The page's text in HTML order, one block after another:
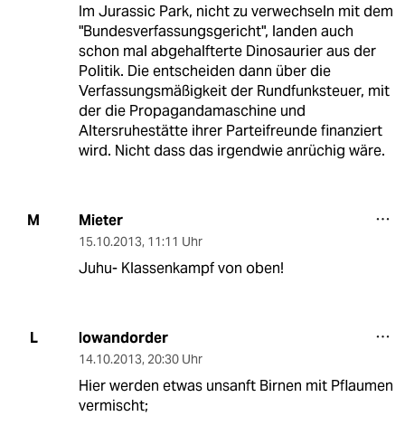
Im Jurassic Park, nicht zu verwechseln mit dem
"Bundesverfassungsgericht", landen auch
schon mal abgehalfterte Dinosaurier aus der
Politik. Die entscheiden dann über die
Verfassungsmäßigkeit der Rundfunksteuer, mit
der die Propagandamaschine und
Altersruhestätte ihrer Parteifreunde finanziert
wird. Nicht dass das irgendwie anrüchig wäre.
M Mieter
15.10.2013, 11:11 Uhr
Juhu- Klassenkampf von oben!
L lowandorder
14.10.2013, 20:30 Uhr
Hier werden etwas unsanft Birnen mit Pflaumen
vermischt;